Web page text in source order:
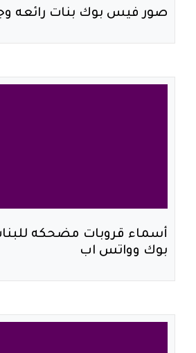
صور فيس بوك بنات رائعه
بوك وواتس اب